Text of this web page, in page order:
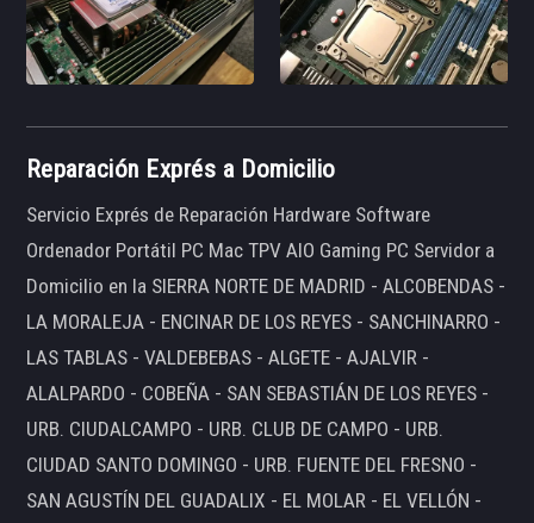
Reparación Exprés a Domicilio
Servicio Exprés de Reparación Hardware Software
Ordenador Portátil PC Mac TPV AIO Gaming PC Servidor a
Domicilio en la SIERRA NORTE DE MADRID - ALCOBENDAS -
LA MORALEJA - ENCINAR DE LOS REYES - SANCHINARRO -
LAS TABLAS - VALDEBEBAS - ALGETE - AJALVIR -
ALALPARDO - COBEÑA - SAN SEBASTIÁN DE LOS REYES -
URB. CIUDALCAMPO - URB. CLUB DE CAMPO - URB.
CIUDAD SANTO DOMINGO - URB. FUENTE DEL FRESNO -
SAN AGUSTÍN DEL GUADALIX - EL MOLAR - EL VELLÓN -